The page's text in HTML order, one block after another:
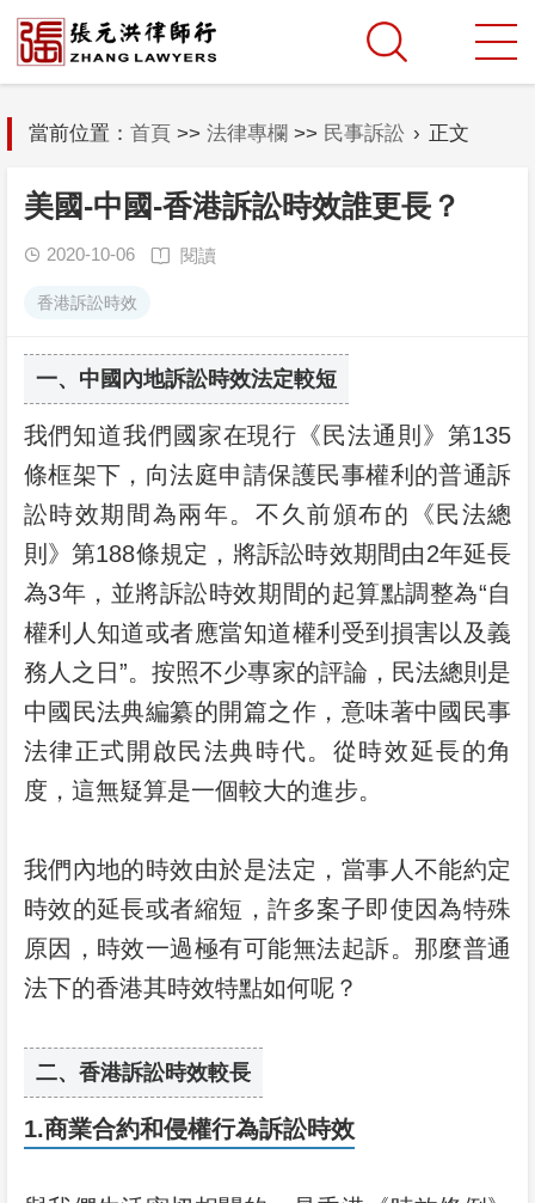
當前位置： 首頁>> 法律專欄 >> 民事訴訟 › 正文
美國-中國-香港訴訟時效誰更長？
 2020-10-06  閱讀
香港訴訟時效
一、中國內地訴訟時效法定較短
我們知道我們國家在現行《民法通則》第135
條框架下，向法庭申請保護民事權利的普通訴
訟時效期間為兩年。不久前頒布的《民法總
則》第188條規定，將訴訟時效期間由2年延長
為3年，並將訴訟時效期間的起算點調整為“自
權利人知道或者應當知道權利受到損害以及義
務人之日”。按照不少專家的評論，民法總則是
中國民法典編纂的開篇之作，意味著中國民事
法律正式開啟民法典時代。從時效延長的角
度，這無疑算是一個較大的進步。
我們內地的時效由於是法定，當事人不能約定
時效的延長或者縮短，許多案子即使因為特殊
原因，時效一過極有可能無法起訴。那麼普通
法下的香港其時效特點如何呢？
二、香港訴訟時效較長
1.商業合約和侵權行為訴訟時效